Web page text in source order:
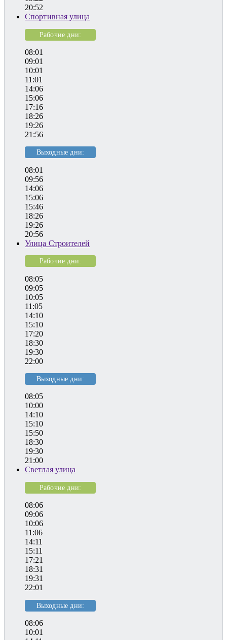
20:52
Спортивная улица
Рабочие дни:
08:01
09:01
10:01
11:01
14:06
15:06
17:16
18:26
19:26
21:56
Выходные дни:
08:01
09:56
14:06
15:06
15:46
18:26
19:26
20:56
Улица Строителей
Рабочие дни:
08:05
09:05
10:05
11:05
14:10
15:10
17:20
18:30
19:30
22:00
Выходные дни:
08:05
10:00
14:10
15:10
15:50
18:30
19:30
21:00
Светлая улица
Рабочие дни:
08:06
09:06
10:06
11:06
14:11
15:11
17:21
18:31
19:31
22:01
Выходные дни:
08:06
10:01